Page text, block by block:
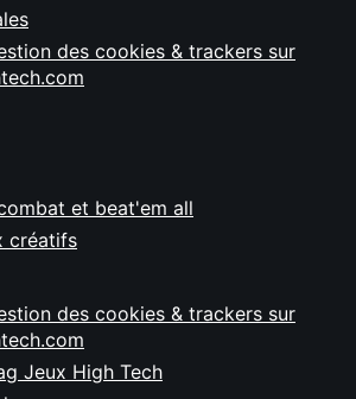
des cookies & trackers sur
et beat'em all
créatifs
des cookies & trackers sur
Jeux High Tech